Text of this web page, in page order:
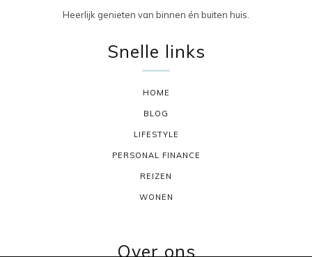
Heerlijk genieten van binnen én buiten huis.
Snelle links
HOME
BLOG
LIFESTYLE
PERSONAL FINANCE
REIZEN
WONEN
Over ons